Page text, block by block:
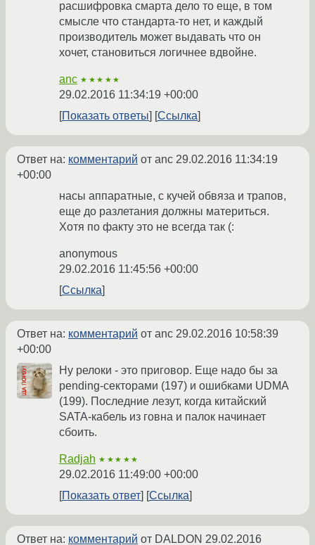
расшифровка смарта дело то еще, в том
смысле что стандарта-то нет, и каждый
производитель может выдавать что он
хочет, становиться логичнее вдвойне.
anc ★★★★★
29.02.2016 11:34:19 +00:00
Показать ответы
Ссылка
Ответ на: комментарий от anc 29.02.2016 11:34:19
+00:00
насы аппаратные, с кучей обвяза и трапов,
еще до разлетания должны материться.
Хотя по факту это не всегда так (:
anonymous
29.02.2016 11:45:56 +00:00
Ссылка
Ответ на: комментарий от anc 29.02.2016 10:58:39
+00:00
Ну релоки - это приговор. Еще надо бы за
pending-секторами (197) и ошибками UDMA
(199). Последние лезут, когда китайский
SATA-кабель из говна и палок начинает
сбоить.
Radjah ★★★★★
29.02.2016 11:49:00 +00:00
Показать ответ
Ссылка
Ответ на: комментарий от DALDON 29.02.2016